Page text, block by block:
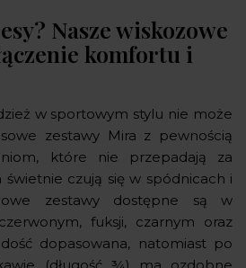
Nasze wiskozowe
komfortu i
w sportowym stylu nie może
zestawy Mira z pewnością
które nie przepadają za
świetnie czują się w spódnicach i
zestawy dostępne są w
fuksji, czarnym oraz
dopasowana, natomiast po